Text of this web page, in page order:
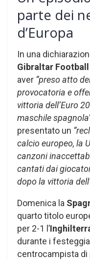
parte dei
d’Europa
In una
Gibraltar
aver “preso atto
provocatoria e
vittoria dell’Euro
maschile
presentato un
calcio europeo, la
canzoni
cantati dai
dopo la vittoria
Domenica la
quarto titolo
per 2-1 l’
durante i
centrocampista di